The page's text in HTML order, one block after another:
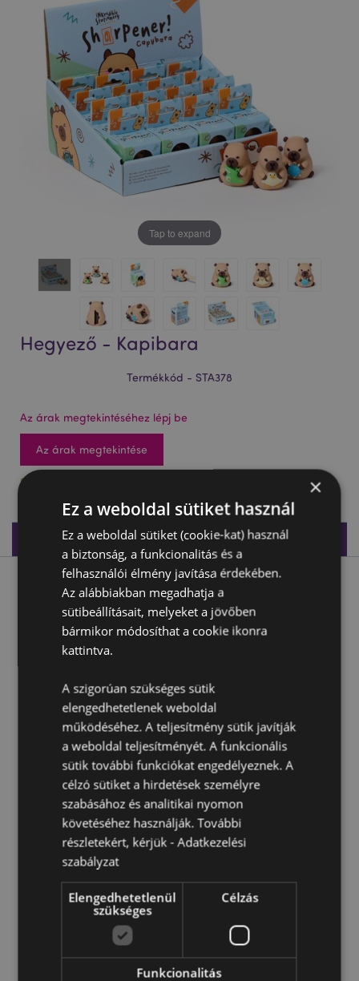
Tap to expand
Hegyező - Kapibara
Termékkód - STA378
Az árak megtekintéséhez lépj be
Az árak megtekintése
5728 db készleten
Termékleírás
Termékleírás
Hegyező - Kapibara
Anyaga:Műanyag (ABS), PVC és Fém
A termék nem alkalmas a következő korosztálynak:
3 Év
EN71: Igen
Termékjellemzők
További
Információ
Magasság 3.5cm Szélesség 3cm Vastagság 2.5cm
5055071505683
0.027000
Nem
×
Ez a weboldal sütiket használ
Ez a weboldal sütiket (cookie-kat) használ
a biztonság, a funkcionalitás és a
felhasználói élmény javítása érdekében.
Az alábbiakban megadhatja a
sütibeállításait, melyeket a jövőben
bármikor módosíthat a cookie ikonra
kattintva.
A szigorúan szükséges sütik
elengedhetetlenek weboldal
működéséhez. A teljesítmény sütik javítják
a weboldal teljesítményét. A funkcionális
sütik további funkciókat engedélyeznek. A
célzó sütiket a hirdetések személyre
szabásához és analitikai nyomon
követéséhez használják. További
részletekért, kérjük -Adatkezelési
szabályzat
Elengedhetetlenül
szükséges
Célzás
Funkcionalitás